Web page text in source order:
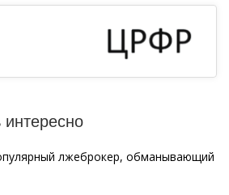
лжеброкер, обманывающий